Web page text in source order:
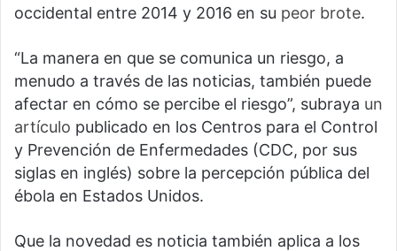
occidental entre 2014 y 2016 en su peor brote.
“La manera en que se comunica un riesgo, a
menudo a través de las noticias, también puede
afectar en cómo se percibe el riesgo”, subraya un
artículo publicado en los Centros para el Control
y Prevención de Enfermedades (CDC, por sus
siglas en inglés) sobre la percepción pública del
ébola en Estados Unidos.
Que la novedad es noticia también aplica a los